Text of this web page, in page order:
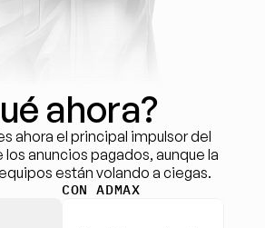
ahora?
ahora el principal impulsor del
anuncios pagados, aunque la
están volando a ciegas.
CON ADMAX